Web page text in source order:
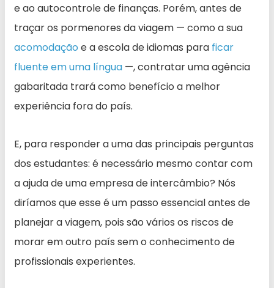
e ao autocontrole de finanças. Porém, antes de
traçar os pormenores da viagem — como a sua
acomodação e a escola de idiomas para ficar
fluente em uma língua —, contratar uma agência
gabaritada trará como benefício a melhor
experiência fora do país.
E, para responder a uma das principais perguntas
dos estudantes: é necessário mesmo contar com
a ajuda de uma empresa de intercâmbio? Nós
diríamos que esse é um passo essencial antes de
planejar a viagem, pois são vários os riscos de
morar em outro país sem o conhecimento de
profissionais experientes.